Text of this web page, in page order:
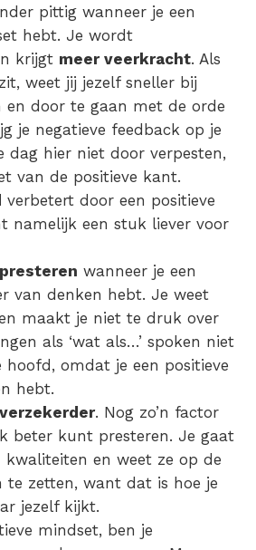
pittig wanneer je een
hebt. Je wordt
krijgt meer veerkracht. Als
weet jij jezelf sneller bij
en door te gaan met de orde
je negatieve feedback op je
dag hier niet door verpesten,
van de positieve kant.
verbetert door een positieve
namelijk een stuk liever voor
presteren wanneer je een
van denken hebt. Je weet
maakt je niet te druk over
als ‘wat als…’ spoken niet
hoofd, omdat je een positieve
hebt.
. Nog zo’n factor
beter kunt presteren. Je gaat
kwaliteiten en weet ze op de
te zetten, want dat is hoe je
jezelf kijkt.
mindset, ben je